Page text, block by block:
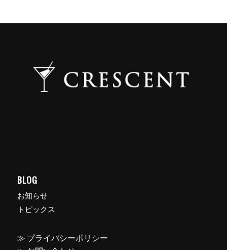
BLOG
お知らせ
トピックス
≫ プライバシーポリシー